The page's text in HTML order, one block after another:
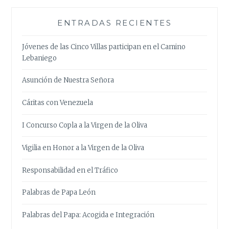
ENTRADAS RECIENTES
Jóvenes de las Cinco Villas participan en el Camino
Lebaniego
Asunción de Nuestra Señora
Cáritas con Venezuela
I Concurso Copla a la Virgen de la Oliva
Vigilia en Honor a la Virgen de la Oliva
Responsabilidad en el Tráfico
Palabras de Papa León
Palabras del Papa: Acogida e Integración